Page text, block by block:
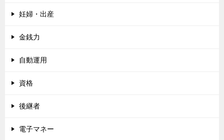
妊婦・出産
金銭力
自動運用
資格
後継者
電子マネー